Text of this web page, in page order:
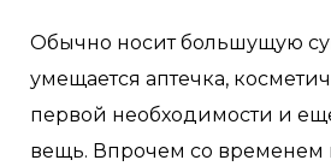
Обычно носит большущую
умещается аптечка,
первой необходимости и
вещь. Впрочем со временем